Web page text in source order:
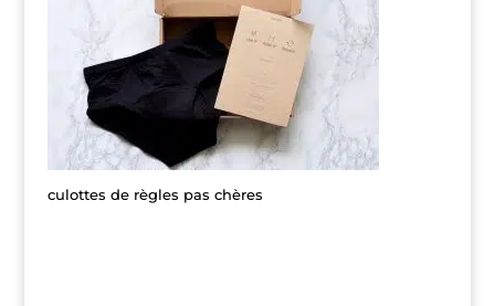
culottes de règles pas chères